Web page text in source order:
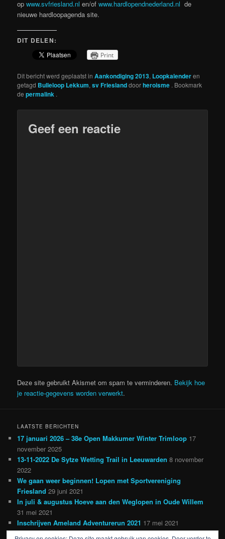
opwww.svfriesland.nl en/ofwww.hardlopendnederland.nl de
nieuwe hardloopagenda site.
DIT DELEN:
Print
Dit bericht werd geplaatst inAankondiging 2013, Loopkalenderen
getagd Bulleloop Lekkum,sv Frieslanddoorheroisme . Bookmark
depermalink .
Geef een reactie
Deze site gebruikt Akismet om spam te verminderen. Bekijk hoe
je reactie-gegevens worden verwerkt.
LAATSTE BERICHTEN
17 januari 2026 – 38e Open Makkumer Winter Trimloop 17
november 2025
13-11-2022 De Sytze Wetting Trail in Leeuwarden 8 november
2022
We gaan weer beginnen! Lopen met Sportvereniging
Friesland 29 juni 2021
In juli & augustus Hoeve aan den Weglopen in Oude Willem
31 mei 2021
Inschrijven Ameland Adventurerun 2021 17 mei 2021